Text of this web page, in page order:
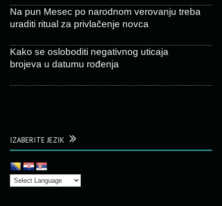
Na pun Mesec po narodnom verovanju treba
uraditi ritual za privlačenje novca
Kako se osloboditi negativnog uticaja
brojeva u datumu rođenja
IZABERITE JEZIK